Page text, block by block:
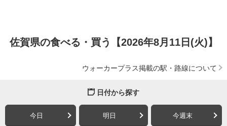
佐賀県の食べる・買う【2026年8月11日(火)】
ウォーカープラス掲載の駅・路線について
日付から探す
今日 明日 今週末